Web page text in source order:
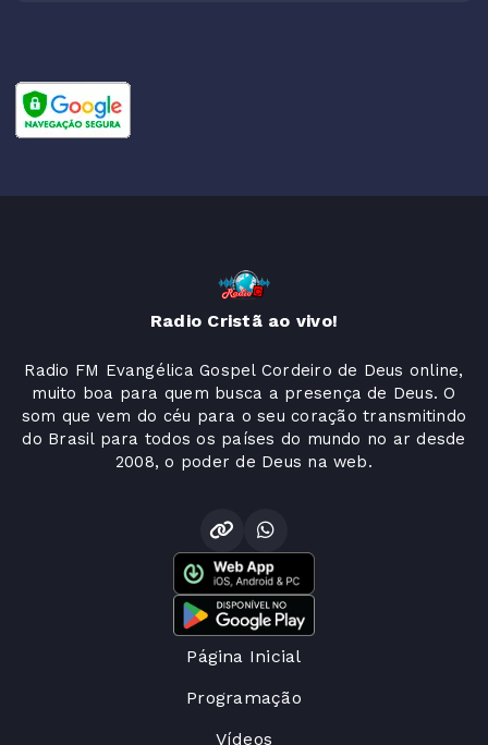
Radio Cristã ao vivo!
Radio FM Evangélica Gospel Cordeiro de Deus online,
muito boa para quem busca a presença de Deus. O
som que vem do céu para o seu coração transmitindo
do Brasil para todos os países do mundo no ar desde
2008, o poder de Deus na web.
Página Inicial
Programação
Vídeos